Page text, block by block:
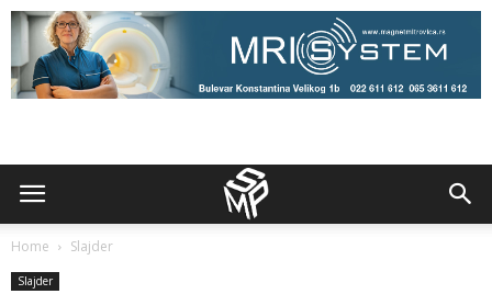
Home Slajder
Slajder